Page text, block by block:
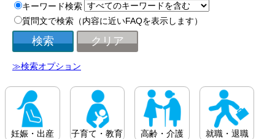
キーワード検索
質問文で検索（内容に近いFAQを表示します）
≫検索オプション
妊娠・出産 子育て・教育 高齢・介護 就職・退職